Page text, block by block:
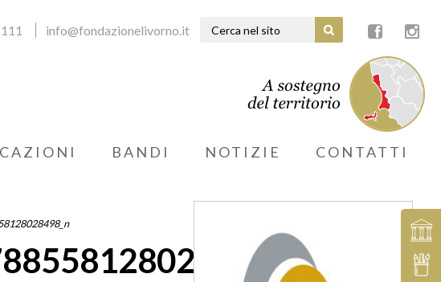
info@fondazionelivorno.it
BANDI NOTIZIE CONTATTI